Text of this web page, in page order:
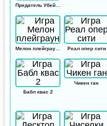
Реал опер сити
Бабл квас 2
Чикен ган